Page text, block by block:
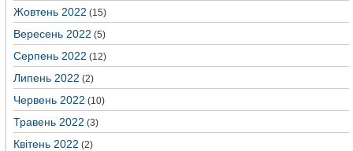
Жовтень 2022 (15)
Вересень 2022 (5)
Серпень 2022 (12)
Липень 2022 (2)
Червень 2022 (10)
Травень 2022 (3)
Квітень 2022 (2)